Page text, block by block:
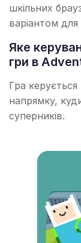
шкільних
варіантом
Яке
гри в
Гра
напрямку,
суперників.